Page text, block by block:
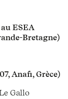
ESEA
Bretagne)
Anafi, Grèce)
Gallo